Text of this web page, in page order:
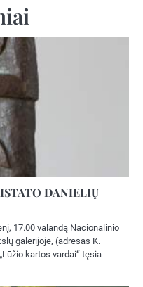
DANIELIŲ
17.00 valandą Nacionalinio
galerijoje, (adresas K.
kartos vardai“ tęsia